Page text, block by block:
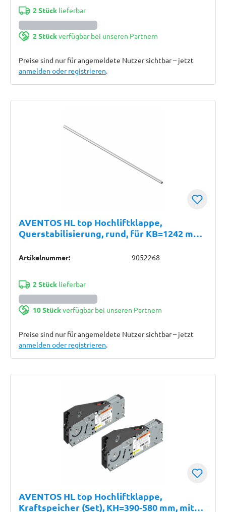
2 Stücklieferbar
2 Stückverfügbar bei unseren Partnern
Preise sind nur für angemeldete Nutzer sichtbar – jetzt
anmelden oder registrieren.
AVENTOS HL top Hochliftklappe,
Querstabilisierung, rund, für KB=1242 mm,
Artikelnummer: 9052268
2 Stücklieferbar
10 Stückverfügbar bei unseren Partnern
Preise sind nur für angemeldete Nutzer sichtbar – jetzt
anmelden oder registrieren.
AVENTOS HL top Hochliftklappe,
Kraftspeicher (Set), KH=390-580 mm, mit